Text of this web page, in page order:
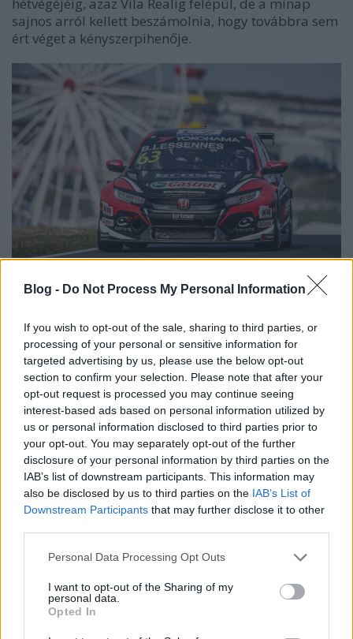
Blog - Do Not Process My Personal Information
If you wish to opt-out of the sale, sharing to third parties, or
processing of your personal or sensitive information for
targeted advertising by us, please use the below opt-out
section to confirm your selection. Please note that after your
opt-out request is processed you may continue seeing
interest-based ads based on personal information utilized by
us or personal information disclosed to third parties prior to
your opt-out. You may separately opt-out of the further
disclosure of your personal information by third parties on the
IAB’s list of downstream participants. This information may
also be disclosed by us to third parties on the IAB’s List of
Downstream Participants that may further disclose it to other
Please note that this website/app uses one or more Google
not limited to your visit or usage behaviour. You may click to
grant or deny consent to Google and its third-party tags to
use your data for below specified purposes in below Google
consent section.
Personal Data Processing Opt Outs
I want to opt-out of the Sharing of my
personal data.
Opted In
sajnos arról kellett beszámolnia, hogy továbbra sem
ért véget a kényszerpihenője.
fekete-piros Hondájára a #18-as rajtszám – Vila
Realban is Lessennes indul a #63-assal.
„Vissza akarok térni és nagyon frusztráló számomra,
hogy a saját országomban, a hazai szurkolóim előtt
nem versenyezhetek egy annyira látványos pályán, mint
amilyen a Vila Real-i”– idézi atouringcars.net nevű
szakoldal Monteirót. –„Valójában kilenc hónap eléggé
minimális felépülési idő olyan sérülések esetében, mint
amilyen az enyém. Már közel járok a végéhez, így most
nagyon türelmesnek kell lennünk.”
„Tudom, hogy a türelem kifizetődő lesz, ugyanis
erősebben térhetek majd vissza. A tőlem telhető
legjobbat nyújtottam annak érdekében, hogy időben
felkészülhessek erre a különleges hétvégére, de orvosi
szempontból még túl korai lenne a visszatérés. De
ugyanakkor a szurkolóim számára készen állok”